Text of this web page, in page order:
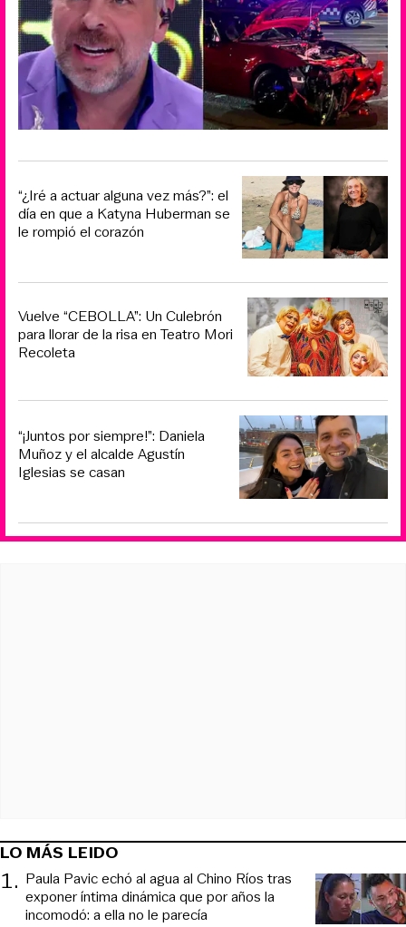
“¿Iré a actuar alguna vez más?”: el
día en que a Katyna Huberman se
le rompió el corazón
Vuelve “CEBOLLA”: Un Culebrón
para llorar de la risa en Teatro Mori
Recoleta
“¡Juntos por siempre!”: Daniela
Muñoz y el alcalde Agustín
Iglesias se casan
LO MÁS LEIDO
1. Paula Pavic echó al agua al Chino Ríos tras
exponer íntima dinámica que por años la
incomodó: a ella no le parecía